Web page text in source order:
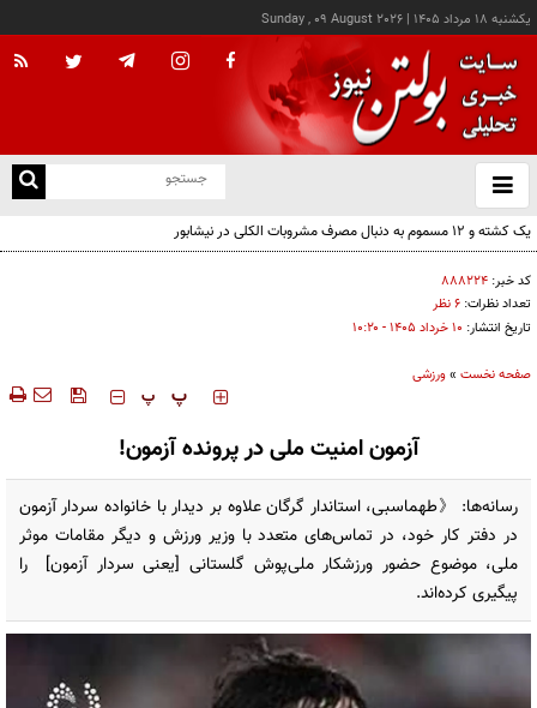
يکشنبه ۱۸ مرداد ۱۴۰۵ |
Sunday , 09 August 2026
باز
و
کد خبر: ۸۸۸۲۲۴
تعداد نظرات: ۶ نظر
تاریخ انتشار: ۱۰ خرداد ۱۴۰۵ - ۱۰:۲۰
صفحه نخست »ورزشی
‍‍‍ پ پ
آزمون امنیت ملی در پرونده آزمون!
رسانه‌ها: 《طهماسبی، استاندار گرگان علاوه بر دیدار با خانواده سردار آزمون
در دفتر کار خود، در تماس‌های متعدد با وزیر ورزش و دیگر مقامات موثر
ملی، موضوع حضور ورزشکار ملی‌پوش گلستانی [یعنی سردار آزمون] را
پیگیری کرده‌اند.